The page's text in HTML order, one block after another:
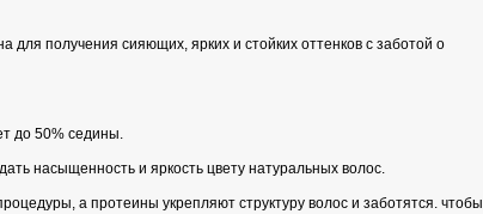
получения сияющих, ярких и стойких оттенков с заботой о
до 50% седины.
насыщенность и яркость цвету натуральных волос.
а протеины укрепляют структуру волос и заботятся. чтобы